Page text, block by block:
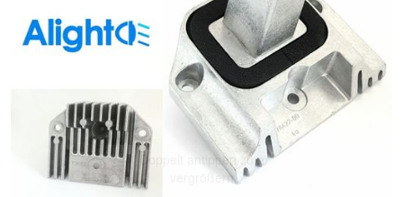
Doppelt antippen zum
vergrößern